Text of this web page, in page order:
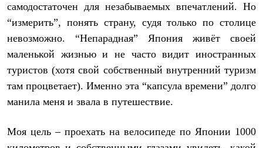
Легкое термобелье
Флисовая одежда
Куртки
Детская одежда
Утепленная пухом
Куртки
Брюки
Куртки
самодостаточен для незабываемых впечатлений. Но
“измерить”, понять страну, судя только по столице
невозможно. “Непарадная” Япония живёт своей
маленькой жизнью и не часто видит иностранных
туристов (хотя свой собственный внутренний туризм
там процветает). Именно эта “капсула времени” долго
манила меня и звала в путешествие.
Моя цель – проехать на велосипеде по Японии 1000